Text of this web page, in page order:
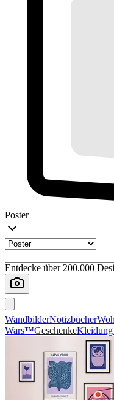
Poster
Entdecke über 200.000
WandbilderNotizbücher
Wars™Geschenke